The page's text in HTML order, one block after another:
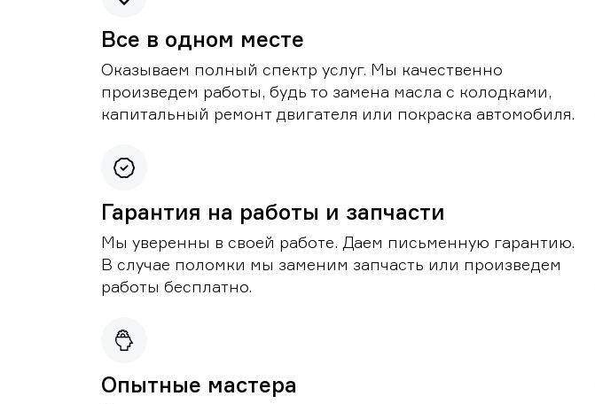
Все в одном месте
Оказываем полный спектр услуг. Мы качественно
произведем работы, будь то замена масла с колодками,
капитальный ремонт двигателя или покраска автомобиля.
Гарантия на работы и запчасти
Мы уверенны в своей работе. Даем письменную гарантию.
В случае поломки мы заменим запчасть или произведем
работы бесплатно.
Опытные мастера